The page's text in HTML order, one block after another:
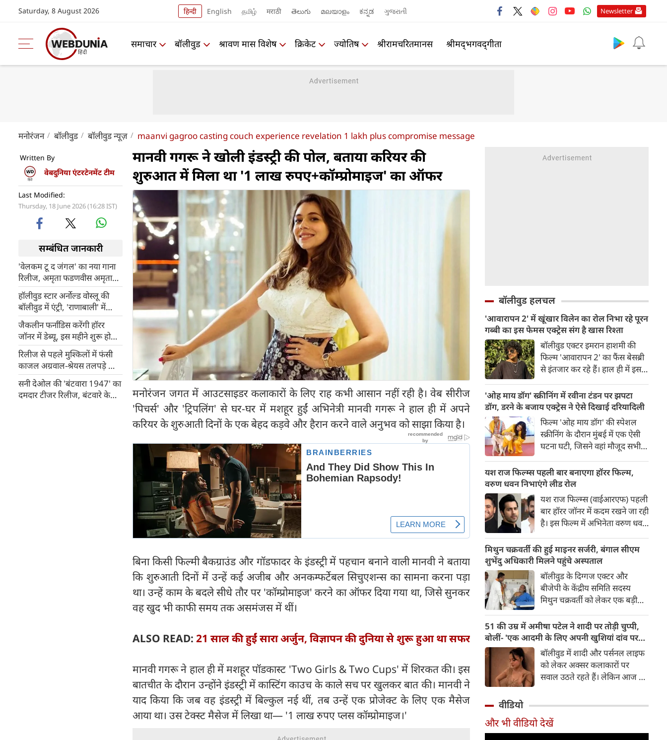
Saturday, 8 August 2026 हिन्दी English தமிழ் मराठी తెలుగు മലയാളം ಕನ್ನಡ ગુજરાતી Newsletter
समाचार बॉलीवुड श्रावण मास विशेष क्रिकेट ज्योतिष श्रीरामचरितमानस श्रीमद्‍भगवद्‍गीता
मनोरंजन बॉलीवुड बॉलीवुड न्यूज़ maanvi gagroo casting couch experience revelation 1 lakh plus compromise message
Written By
वेबदुनिया एंटरटेनमेंट टीम
Last Modified:
Thursday, 18 June 2026 (16:28 IST)
सम्बंधित जानकारी
'वेलकम टू द जंगल' का नया गाना
रिलीज, अमृता फडणवीस अमृता
फडणवीस की आवाज ने 'दीवाने हैं'
को बनाया सुपरहिट ट्रैक
हॉलीवुड स्टार अर्नोल्ड वोस्लू की
बॉलीवुड में एंट्री, 'राणाबाली' में
निभाएंगे खतरनाक विलेन का
किरदार
जैकलीन फर्नांडिस करेंगी हॉरर
जॉनर में डेब्यू, इस महीने शुरू होगी
शूटिंग
रिलीज से पहले मुश्किलों में फंसी
काजल अग्रवाल-श्रेयस तलपड़े की
'द इंडिया स्टोरी', मेकर्स को मिला
कानूनी नोटिस
सनी देओल की 'बंटवारा 1947' का
दमदार टीजर रिलीज, बंटवारे के
मानवी गगरू ने खोली इंडस्ट्री की पोल, बताया करियर की
शुरुआत में मिला था '1 लाख रुपए+कॉम्प्रोमाइज' का ऑफर
मनोरंजन जगत में आउटसाइडर कलाकारों के लिए राह कभी आसान नहीं रही है। वेब सीरीज
'पिचर्स' और 'ट्रिपलिंग' से घर-घर में मशहूर हुईं अभिनेत्री मानवी गगरू ने हाल ही में अपने
करियर के शुरुआती दिनों के एक बेहद कड़वे और हैरान करने वाले अनुभव को साझा किया है।
बिना किसी फिल्मी बैकग्राउंड और गॉडफादर के इंडस्ट्री में पहचान बनाने वाली मानवी ने बताया
कि शुरुआती दिनों में उन्हें कई अजीब और अनकम्फर्टेबल सिचुएशन्स का सामना करना पड़ा
था। उन्हें काम के बदले सीधे तौर पर 'कॉम्प्रोमाइज' करने का ऑफर दिया गया था, जिसे सुनकर
वह खुद भी काफी समय तक असमंजस में थीं।
ALSO READ: 21 साल की हुईं सारा अर्जुन, विज्ञापन की दुनिया से शुरू हुआ था सफर
मानवी गगरू ने हाल ही में मशहूर पॉडकास्ट 'Two Girls & Two Cups' में शिरकत की। इस
बातचीत के दौरान उन्होंने इंडस्ट्री में कास्टिंग काउच के काले सच पर खुलकर बात की। मानवी ने
याद किया कि जब वह इंडस्ट्री में बिल्कुल नई थीं, तब उन्हें एक प्रोजेक्ट के लिए एक मैसेज
आया था। उस टेक्स्ट मैसेज में लिखा था— '1 लाख रुपए प्लस कॉम्प्रोमाइज।'
बॉलीवुड हलचल
'आवारापन 2' में खूंखार विलेन का रोल निभा रहे पूरन
गब्बी का इस फेमस एक्ट्रेस संग है खास रिश्ता
बॉलीवुड एक्टर इमरान हाशमी की
फिल्म 'आवारापन 2' का फैंस बेसब्री
से इंतजार कर रहे हैं। हाल ही में इस
दर्शकों का जबरदस्त रिस्पॉन्स मिला।
ट्रेलर में जितना इमरान हाशमी छाए
रहे उतना ही फिल्म के विलेन को भी
स्पेस मिला है।
'ओह माय डॉग' स्क्रीनिंग में रवीना टंडन पर झपटा
डॉग, डरने के बजाय एक्ट्रेस ने ऐसे दिखाई दरियादिली
फिल्म 'ओह माय डॉग' की स्पेशल
स्क्रीनिंग के दौरान मुंबई में एक ऐसी
घटना घटी, जिसने वहां मौजूद सभी
पैपराजी को पोज दे रहीं बॉलीवुड की
अभिनेत्री रवीना टंडन पर फिल्म का
चार पैरों वाला मुख्य कलाकार (डॉग
स्टार) अचानक बेकाबू होकर झपट
पड़ा।
यश राज फिल्म्स पहली बार बनाएगा हॉरर फिल्म,
वरुण धवन निभाएंगे लीड रोल
यश राज फिल्म्स (वाईआरएफ) पहली
बार हॉरर जॉनर में कदम रखने जा रही
है। इस फिल्म में अभिनेता वरुण धवन
निर्देशन और पटकथा की जिम्मेदारी
'रॉकेट बॉयज़' से चर्चित अभय पन्नू
संभालेंगे। फिल्म की शूटिंग इस वर्ष के
अंत में शुरू होने की योजना है और
इसे वर्ष 2027 में दुनियाभर के
सिनेमाघरों में रिलीज़ किया जाएगा।
मिथुन चक्रवर्ती की हुई माइनर सर्जरी, बंगाल सीएम
शुभेंदु अधिकारी मिलने पहुंचे अस्पताल
बॉलीवुड के दिग्गज एक्टर और
बीजेपी के केंद्रीय समिति सदस्य
मिथुन चक्रवर्ती को लेकर एक बड़ी
समस्याओं के चलते उन्हें कोलकाता
के एक निजी अस्पताल में भर्ती
कराया गया है, जहां डॉक्टरों की टीम
ने उनके दाहिने हाथ की एक माइनर
सर्जरी की है।
51 की उम्र में अमीषा पटेल ने शादी पर तोड़ी चुप्पी,
बोलीं- 'एक आदमी के लिए अपनी खुशियां दांव पर
नहीं लगा सकती' बॉलीवुड में शादी और पर्सनल लाइफ
को लेकर अक्सर कलाकारों पर
सवाल उठते रहते हैं। लेकिन आज के
और सुष्मिता सेन जैसी हस्तियों के
बाद अब 'गदर' फेम अभिनेत्री अमीषा
वीडियो
और भी वीडियो देखें